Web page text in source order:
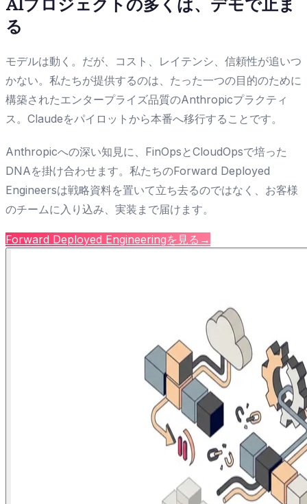
AIプロジェクトの多くは、デモで止ま
る
モデルは動く。だが、コスト、レイテンシ、信頼性が追いつ
かない。私たちが提供するのは、たった一つの目的のために
構築されたエンタープライズ品質のAnthropicプラクティ
ス。Claudeをパイロットから本番へ移行することです。
Anthropicへの深い知見に、FinOpsとCloudOpsで培った
DNAを掛け合わせます。私たちのForward Deployed
Engineersは戦略資料を置いて立ち去るのではなく、お客様
のチームに入り込み、実装まで届けます。
Forward Deployed Engineeringを見る →